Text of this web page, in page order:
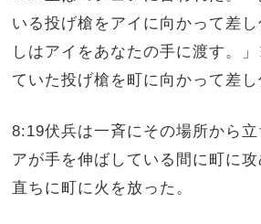
いる投げ槍をアイに向かって差
しはアイをあなたの手に渡す。
ていた投げ槍を町に向かって差し
8:19伏兵は一斉にその場所から立
アが手を伸ばしている間に町に攻
直ちに町に火を放った。